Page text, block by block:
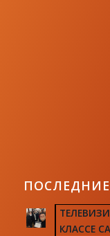
КЛАССЕ